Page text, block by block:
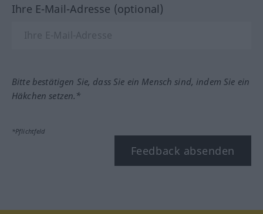
Ihre E-Mail-Adresse (optional)
Bitte bestätigen Sie, dass Sie ein Mensch sind, indem Sie ein
Häkchen setzen.*
*Pflichtfeld
Feedback absenden